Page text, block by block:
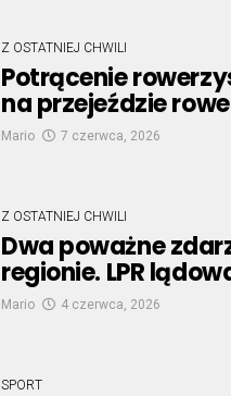
Z OSTATNIEJ CHWILI
Potrącenie
na przejeździe
Mario 7 czerwca, 2026
Z OSTATNIEJ CHWILI
Dwa poważne
regionie. LPR
Mario 4 czerwca, 2026
SPORT